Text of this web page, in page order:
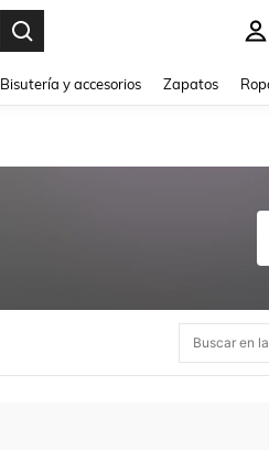
Bisutería y accesorios Zapatos